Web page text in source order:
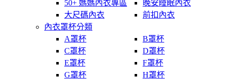
50+ 媽媽內衣專區
晚安睡眠內衣
大尺碼內衣
前扣內衣
內衣罩杯分類
A罩杯
B罩杯
C罩杯
D罩杯
E罩杯
F罩杯
G罩杯
H罩杯